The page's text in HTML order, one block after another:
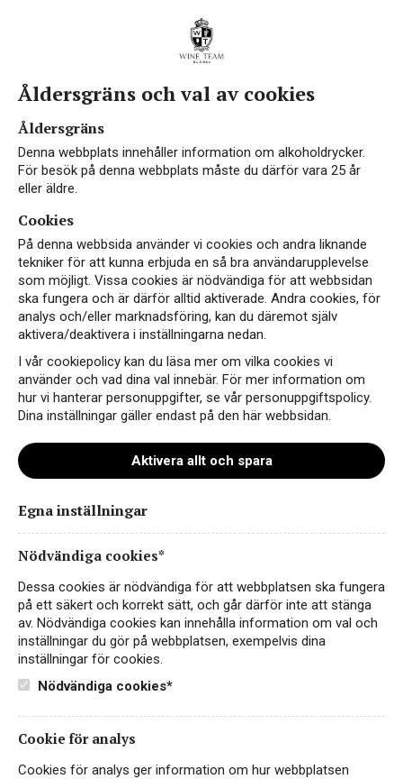
VEGAN EKO
Corazón Verde
40 kr LÄS MER
Åldersgräns och val av cookies
Åldersgräns
Denna webbplats innehåller information om alkoholdrycker.
För besök på denna webbplats måste du därför vara 25 år
eller äldre.
Cookies
På denna webbsida använder vi cookies och andra liknande
tekniker för att kunna erbjuda en så bra användarupplevelse
som möjligt. Vissa cookies är nödvändiga för att webbsidan
ska fungera och är därför alltid aktiverade. Andra cookies, för
analys och/eller marknadsföring, kan du däremot själv
aktivera/deaktivera i inställningarna nedan.
I vår cookiepolicy kan du läsa mer om vilka cookies vi
använder och vad dina val innebär. För mer information om
hur vi hanterar personuppgifter, se vår personuppgiftspolicy.
Dina inställningar gäller endast på den här webbsidan.
Aktivera allt och spara
Egna inställningar
Nödvändiga cookies*
Dessa cookies är nödvändiga för att webbplatsen ska fungera
på ett säkert och korrekt sätt, och går därför inte att stänga
av. Nödvändiga cookies kan innehålla information om val och
inställningar du gör på webbplatsen, exempelvis dina
inställningar för cookies.
Nödvändiga cookies*
Cookie för analys
Cookies för analys ger information om hur webbplatsen